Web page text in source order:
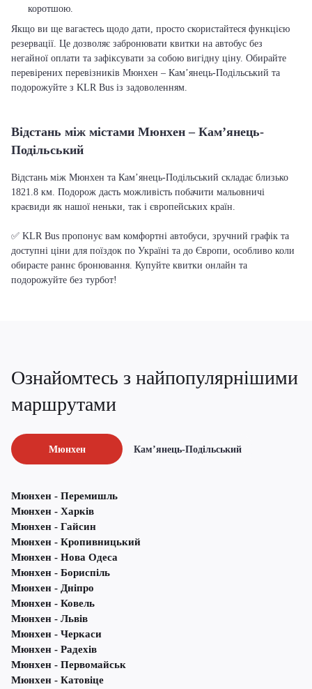
коротшою.
Якщо ви ще вагаєтесь щодо дати, просто скористайтеся функцією
резервації. Це дозволяє забронювати квитки на автобус без
негайної оплати та зафіксувати за собою вигідну ціну. Обирайте
перевірених перевізників Мюнхен – Кам’янець-Подільський та
подорожуйте з KLR Bus із задоволенням.
Відстань між містами Мюнхен – Кам’янець-
Подільський
Відстань між Мюнхен та Кам’янець-Подільський складає близько
1821.8 км. Подорож дасть можливість побачити мальовничі
краєвиди як нашої неньки, так і європейських країн.
✅ KLR Bus пропонує вам комфортні автобуси, зручний графік та
доступні ціни для поїздок по Україні та до Європи, особливо коли
обираєте раннє бронювання. Купуйте квитки онлайн та
подорожуйте без турбот!
Ознайомтесь з найпопулярнішими
маршрутами
Мюнхен Кам’янець-Подільський
Мюнхен - Перемишль
Мюнхен - Харків
Мюнхен - Гайсин
Мюнхен - Кропивницький
Мюнхен - Нова Одеса
Мюнхен - Бориспіль
Мюнхен - Дніпро
Мюнхен - Ковель
Мюнхен - Львів
Мюнхен - Черкаси
Мюнхен - Радехів
Мюнхен - Первомайськ
Мюнхен - Катовіце